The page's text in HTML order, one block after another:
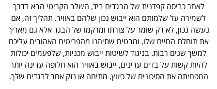
לאחר כביסה קפדנית של הבגדים ביד, השלב הקריטי הבא בדרך
לשמירה על שלמותם הוא ייבוש נכון שלהם באוויר. תהליך זה, אם
נעשה נכון, לא רק שומר על צורתו ומרקמו של הבגד אלא גם מאריך
את תוחלת החיים שלו, ומבטיח שתיהנו מהפריטים האהובים עליכם
למשך שנים רבות. בניגוד לשיטות ייבוש מכניות, שלפעמים יכולות
להיות קשות על בדים עדינים, ייבוש באוויר הוא חלופה עדינה יותר
המפחיתה את הסיכונים של כיווץ, מתיחה או נזק אחר לבגדים שלך.